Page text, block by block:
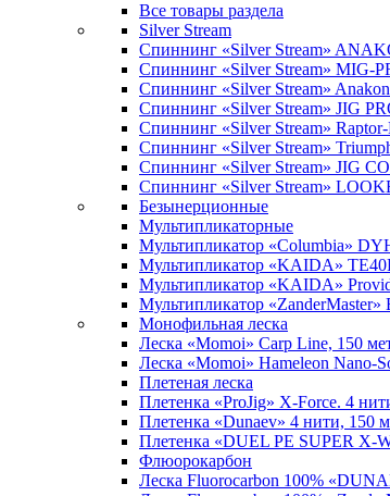
Все товары раздела
Silver Stream
Спиннинг «Silver Stream»
Спиннинг «Silver Stream» MIG-
Спиннинг «Silver Stream»
Спиннинг «Silver Stream» JIG
Спиннинг «Silver Stream»
Спиннинг «Silver Stream»
Спиннинг «Silver Stream» JIG
Спиннинг «Silver Stream»
Безынерционные
Мультипликаторные
Мультипликатор «Columbia»
Мультипликатор «KAIDA»
Мультипликатор «KAIDA»
Мультипликатор «ZanderMaster»
Монофильная леска
Леска «Momoi» Carp Line, 150
Леска «Momoi» Hameleon Nano-
Плетеная леска
Плетенка «ProJig» X-Force. 4
Плетенка «Dunaev» 4 нити, 150
Плетенка «DUEL PE SUPER X-
Флюорокарбон
Леска Fluorocarbon 100%